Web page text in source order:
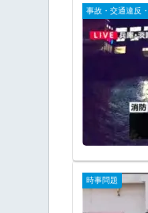
事故・交通違反
時事問題